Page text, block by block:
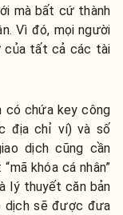
mà bất cứ thành
Vì đó, mọi người
của tất cả các tài
có chứa key công
địa chỉ ví) và số
dịch cũng cần
khóa cá nhân”
lý thuyết căn bản
dịch sẽ được đưa